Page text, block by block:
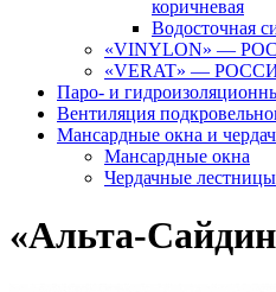
коричневая
Водосточная
«VINYLON» —
«VERAT» —
Паро- и
Вентиляция
Мансардные окна и
Мансардные окна
Чердачные лестницы
«Альта-